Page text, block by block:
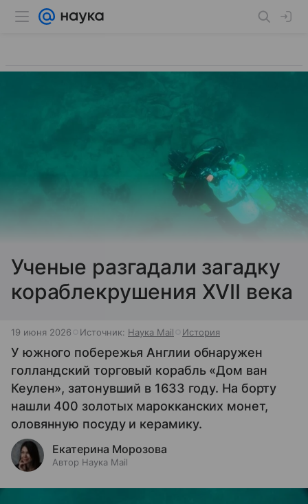
Ученые разгадали загадку
кораблекрушения XVII века
19 июня 2026 Источник: Наука Mail История
У южного побережья Англии обнаружен
голландский торговый корабль «Дом ван
Кеулен», затонувший в 1633 году. На борту
нашли 400 золотых марокканских монет,
оловянную посуду и керамику.
Екатерина Морозова
Автор Наука Mail